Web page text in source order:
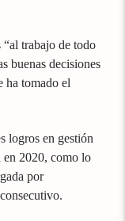
“al trabajo de todo
buenas decisiones
ha tomado el
logros en gestión
en 2020, como lo
por